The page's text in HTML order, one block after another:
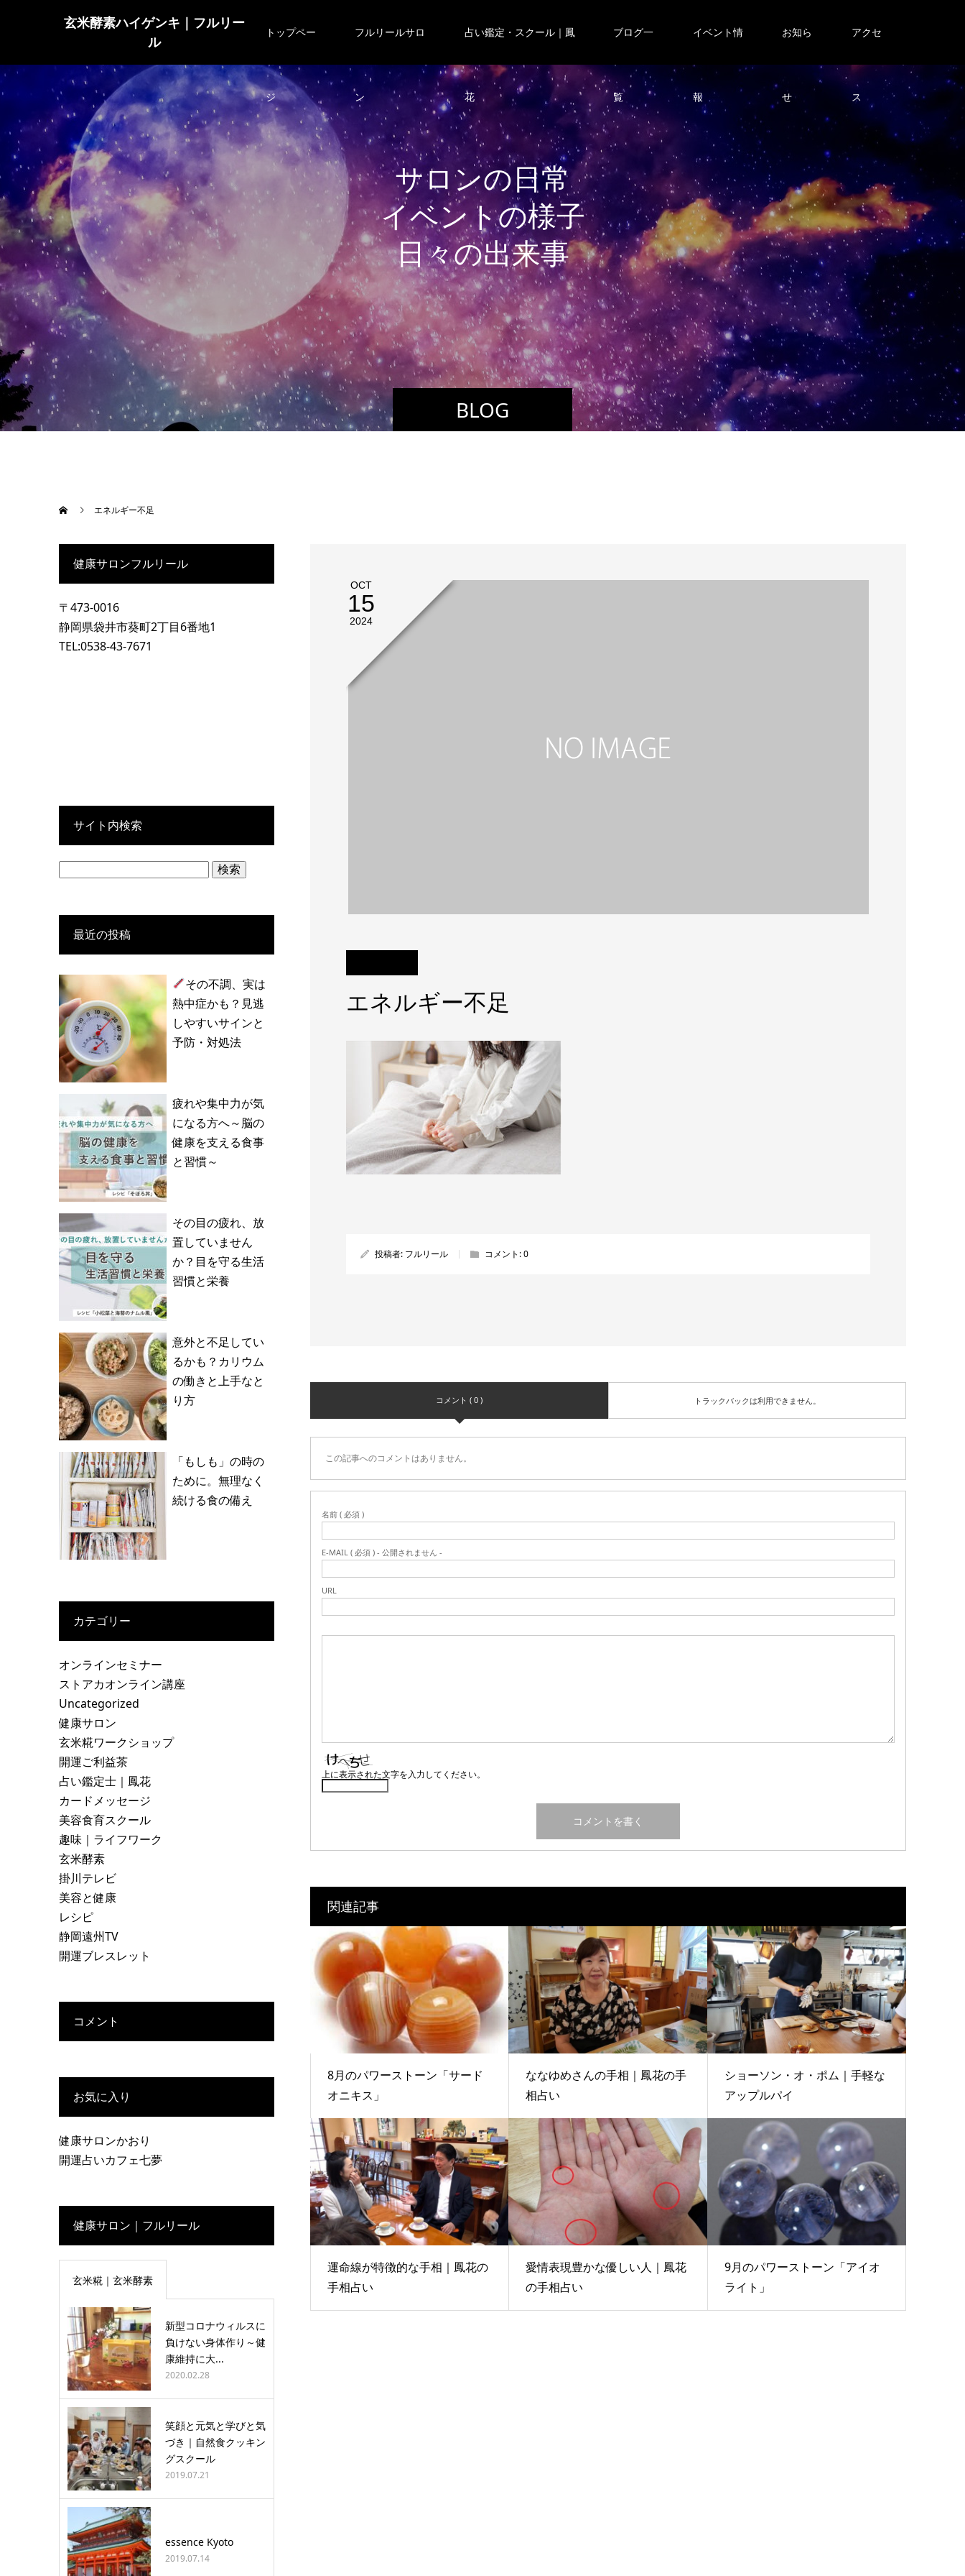
玄米酵素ハイゲンキ｜フルリー
ル
トップペー
ジ
フルリールサロ
ン
占い鑑定・スクール｜鳳
花
ブログ一
覧
イベント情
報
お知ら
せ
アクセ
ス
BLOG
サロンの日常
イベントの様子
日々の出来事
エネルギー不足
OCT
15
2024
エネルギー不足
投稿者: フルリール コメント:0
コメント ( 0 ) トラックバックは利用できません。
この記事へのコメントはありません。
名前 ( 必須 )
E-MAIL ( 必須 ) - 公開されません -
URL
上に表示された文字を入力してください。
関連記事
8月のパワーストーン「サード
オニキス」
ななゆめさんの手相｜鳳花の手
相占い
ショーソン・オ・ポム｜手軽な
アップルパイ
運命線が特徴的な手相｜鳳花の
手相占い
愛情表現豊かな優しい人｜鳳花
の手相占い
9月のパワーストーン「アイオ
ライト」
健康サロンフルリール
〒473-0016
静岡県袋井市葵町2丁目6番地1
TEL:0538-43-7671
サイト内検索
最近の投稿
その不調、実は
熱中症かも？見逃
しやすいサインと
予防・対処法
疲れや集中力が気
になる方へ～脳の
健康を支える食事
と習慣～
その目の疲れ、放
置していません
か？目を守る生活
習慣と栄養
意外と不足してい
るかも？カリウム
の働きと上手なと
り方
「もしも」の時の
ために。無理なく
続ける食の備え
カテゴリー
オンラインセミナー
ストアカオンライン講座
Uncategorized
健康サロン
玄米糀ワークショップ
開運ご利益茶
占い鑑定士｜鳳花
カードメッセージ
美容食育スクール
趣味｜ライフワーク
玄米酵素
掛川テレビ
美容と健康
レシピ
静岡遠州TV
開運ブレスレット
コメント
お気に入り
健康サロンかおり
開運占いカフェ七夢
健康サロン｜フルリール
玄米糀｜玄米酵素
新型コロナウィルスに
負けない身体作り～健
康維持に大...
2020.02.28
笑顔と元気と学びと気
づき｜自然食クッキン
グスクール
2019.07.21
essence Kyoto
2019.07.14